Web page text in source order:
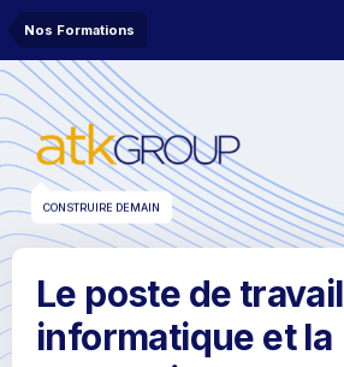
Nos Formations
CONSTRUIRE DEMAIN
Le poste de travail
informatique et la